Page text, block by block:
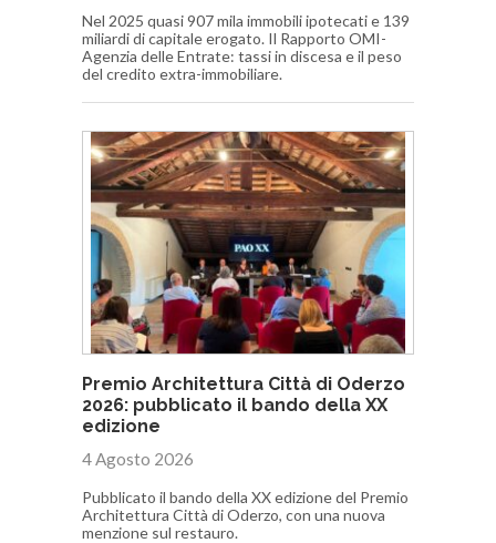
Nel 2025 quasi 907 mila immobili ipotecati e 139
miliardi di capitale erogato. Il Rapporto OMI-
Agenzia delle Entrate: tassi in discesa e il peso
del credito extra-immobiliare.
Premio Architettura Città di Oderzo
2026: pubblicato il bando della XX
edizione
4 Agosto 2026
Pubblicato il bando della XX edizione del Premio
Architettura Città di Oderzo, con una nuova
menzione sul restauro.